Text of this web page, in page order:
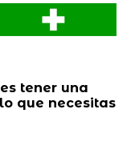
tener una
que necesitas